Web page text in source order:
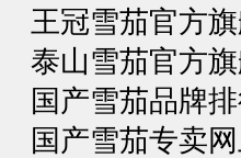
王冠雪茄官方旗
泰山雪茄官方旗
国产雪茄品牌
国产雪茄专卖网